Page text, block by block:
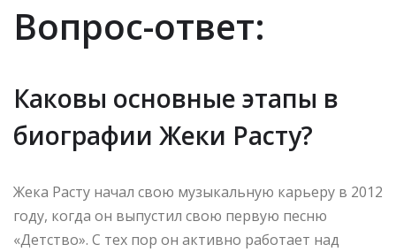
Вопрос-ответ:
Каковы основные этапы в
биографии Жеки Расту?
Жека Расту начал свою музыкальную карьеру в 2012
году, когда он выпустил свою первую песню
«Детство». С тех пор он активно работает над